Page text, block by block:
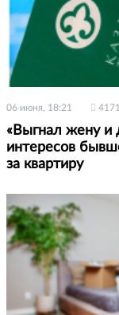
06 июня, 18:21 4171
«Выгнал жену и
интересов
за квартиру